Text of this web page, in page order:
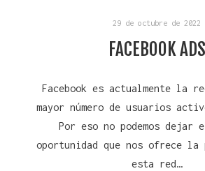
29 de octubre de 2022
FACEBOOK ADS
Facebook es actualmente la
mayor número de usuarios
Por eso no podemos dejar
oportunidad que nos ofrece la
esta red…